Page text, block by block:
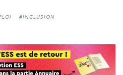
#INCLUSION